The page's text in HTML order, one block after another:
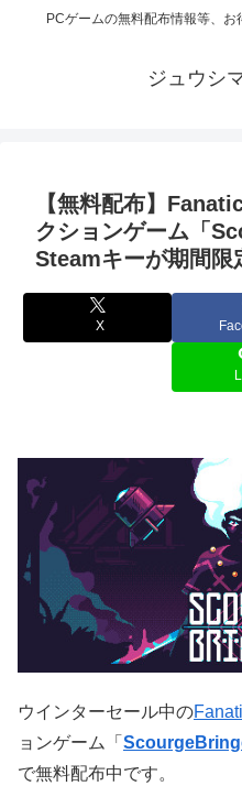
PCゲームの無料配布情報等、お
ジュウシ
【無料配布】
クションゲーム「
Steamキーが期間限
X
ウインターセール中の
ョンゲーム「
で無料配布中です。